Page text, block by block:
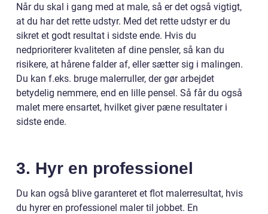
Når du skal i gang med at male, så er det også vigtigt,
at du har det rette udstyr. Med det rette udstyr er du
sikret et godt resultat i sidste ende. Hvis du
nedprioriterer kvaliteten af dine pensler, så kan du
risikere, at hårene falder af, eller sætter sig i malingen.
Du kan f.eks. bruge malerruller, der gør arbejdet
betydelig nemmere, end en lille pensel. Så får du også
malet mere ensartet, hvilket giver pæne resultater i
sidste ende.
3. Hyr en professionel
Du kan også blive garanteret et flot malerresultat, hvis
du hyrer en professionel maler til jobbet. En